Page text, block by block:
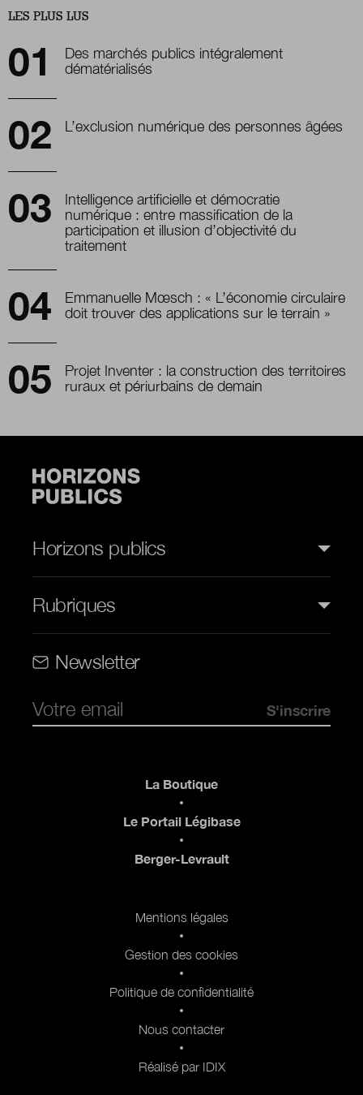
LES PLUS LUS
Des marchés publics intégralement
dématérialisés
L’exclusion numérique des personnes âgées
Intelligence artificielle et démocratie
numérique : entre massification de la
participation et illusion d’objectivité du
traitement
Emmanuelle Mœsch : « L’économie circulaire
doit trouver des applications sur le terrain »
Projet Inventer : la construction des territoires
ruraux et périurbains de demain
Horizons publics
Rubriques
Newsletter
La Boutique
Le Portail Légibase
Berger-Levrault
Mentions légales
Gestion des cookies
Politique de confidentialité
Nous contacter
Réalisé par IDIX